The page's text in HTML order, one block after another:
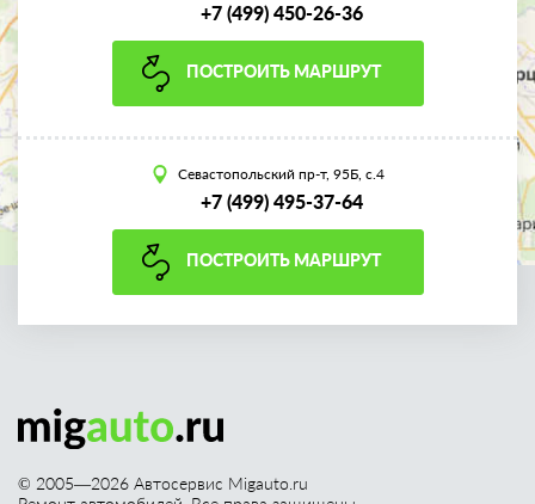
+7 (499) 450-26-36
ПОСТРОИТЬ МАРШРУТ
Севастопольский пр-т, 95Б, с.4
+7 (499) 495-37-64
ПОСТРОИТЬ МАРШРУТ
© 2005—2026 Автосервис Migauto.ru